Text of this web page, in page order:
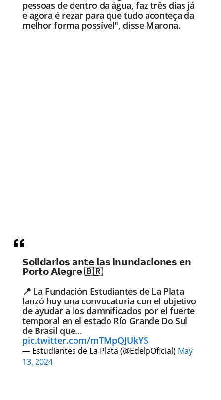
pessoas de dentro da água, faz três dias já
e agora é rezar para que tudo aconteça da
melhor forma possível", disse Marona.
𝗦𝗼𝗹𝗶𝗱𝗮𝗿𝗶𝗼𝘀 𝗮𝗻𝘁𝗲 𝗹𝗮𝘀 𝗶𝗻𝘂𝗻𝗱𝗮𝗰𝗶𝗼𝗻𝗲𝘀 𝗲𝗻
𝗣𝗼𝗿𝘁𝗼 𝗔𝗹𝗲𝗴𝗿𝗲 🇧🇷
📍 La Fundación Estudiantes de La Plata
lanzó hoy una convocatoria con el objetivo
de ayudar a los damnificados por el fuerte
temporal en el estado Río Grande Do Sul
de Brasil que…
pic.twitter.com/mTMpQJUkYS
— Estudiantes de La Plata (@EdelpOficial) May
13, 2024